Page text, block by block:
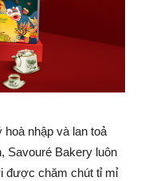
nhập và lan toả
Savouré Bakery luôn
được chăm chút tỉ mỉ